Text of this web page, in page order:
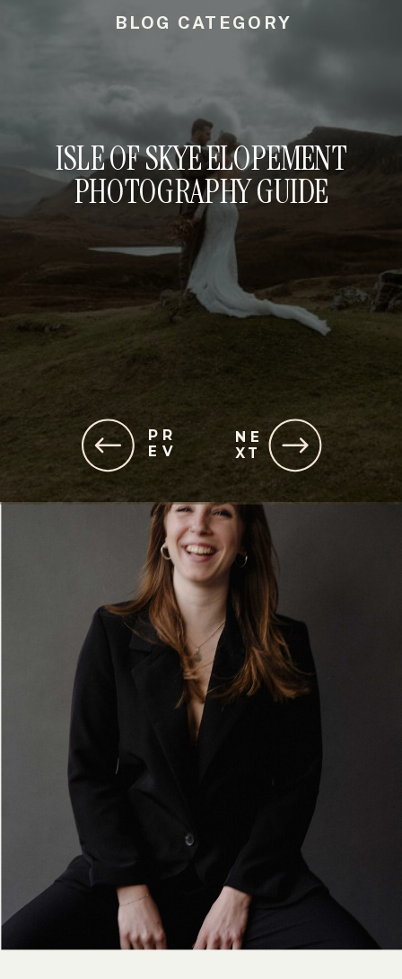
ISLE OF SKYE ELOPEMENT
PHOTOGRAPHY GUIDE
BLOG CATEGORY
PR
EV
NE
XT